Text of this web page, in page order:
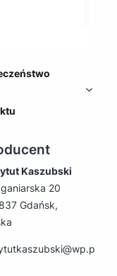
Kaszubski
20
Gdańsk,